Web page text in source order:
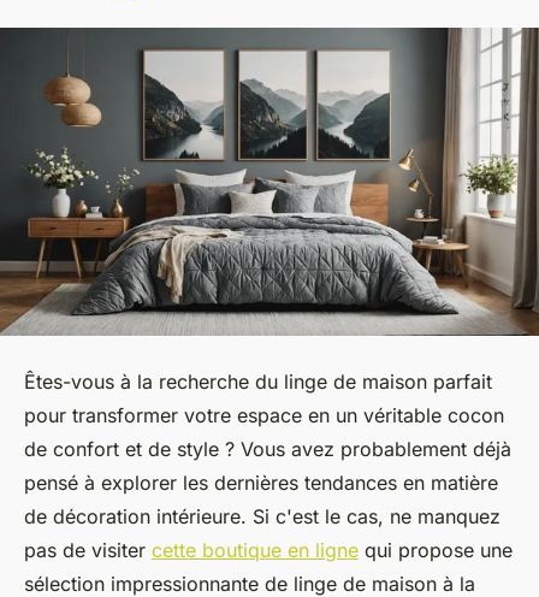
Êtes-vous à la recherche du linge de maison parfait
pour transformer votre espace en un véritable cocon
de confort et de style ? Vous avez probablement déjà
pensé à explorer les dernières tendances en matière
de décoration intérieure. Si c'est le cas, ne manquez
pas de visiter cette boutique en ligne qui propose une
sélection impressionnante de linge de maison à la